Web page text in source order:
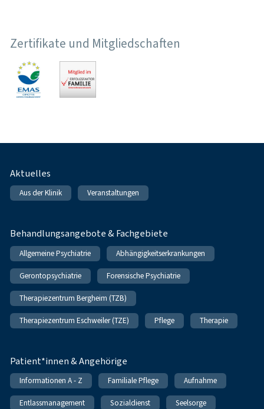
Zertifikate und Mitgliedschaften
Fußnavigation
Aktuelles
Aus der Klinik Veranstaltungen
Behandlungsangebote & Fachgebiete
Allgemeine Psychiatrie Abhängigkeitserkrankungen
Gerontopsychiatrie Forensische Psychiatrie
Therapiezentrum Bergheim (TZB)
Therapiezentrum Eschweiler (TZE) Pflege Therapie
Patient*innen & Angehörige
Informationen A - Z Familiale Pflege Aufnahme
Entlassmanagement Sozialdienst Seelsorge